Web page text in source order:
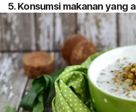
5. Konsumsi makanan yang